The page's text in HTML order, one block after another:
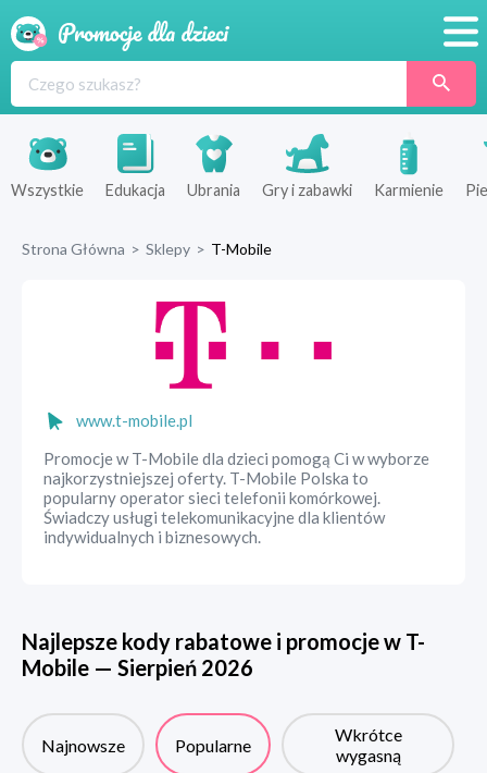
Produkty
Sklepy
Wszystkie Edukacja Ubrania Gry i zabawki Karmienie
Strona Główna > Sklepy > T-Mobile
www.t-mobile.pl
Promocje w T-Mobile dla dzieci pomogą Ci w wyborze
najkorzystniejszej oferty. T-Mobile Polska to
popularny operator sieci telefonii komórkowej.
Świadczy usługi telekomunikacyjne dla klientów
indywidualnych i biznesowych.
Najlepsze kody rabatowe i promocje w T-
Mobile — Sierpień 2026
Najnowsze Popularne
Wkrótce
wygasną